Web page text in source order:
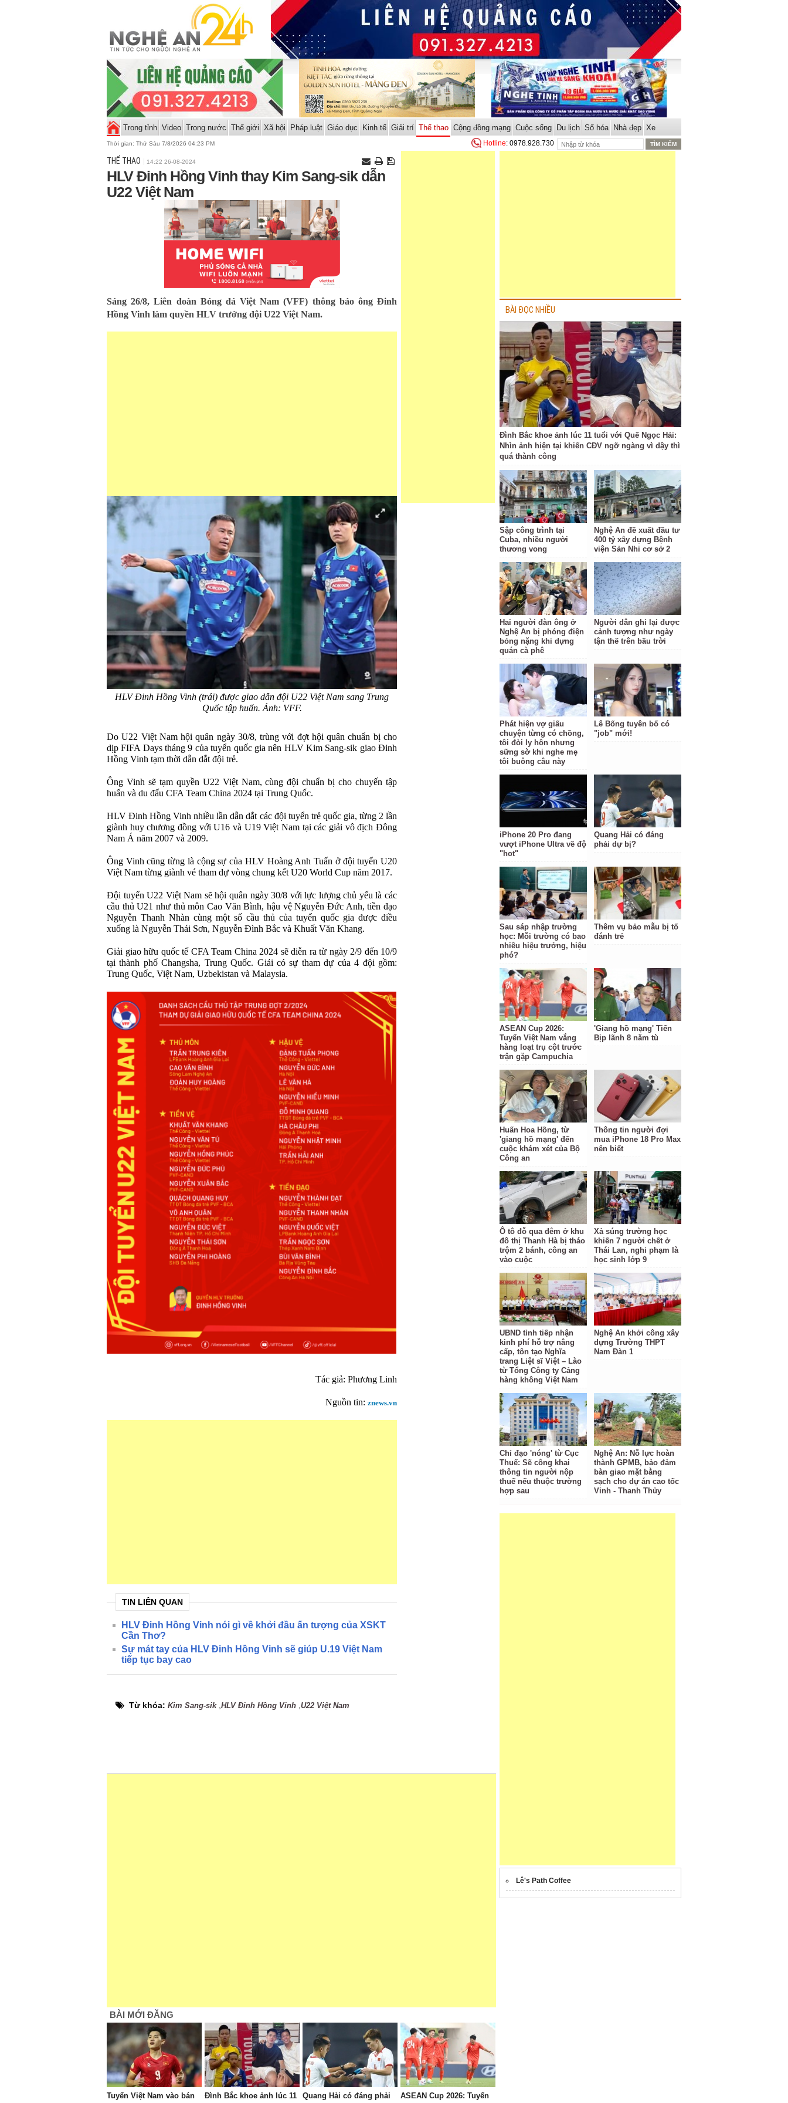
Trong tỉnh Video Trong nước Thế giới Xã hội Pháp luật Giáo dục Kinh tế Giải trí Thể thao Cộng đồng mạng Cuộc sống Du lịch Số hóa Nhà đẹp Xe
Thời gian: Thứ Sáu 7/8/2026 04:23 PM Hotline: 0978.928.730
THỂ THAO 14:22 26-08-2024
HLV Đinh Hồng Vinh thay Kim Sang-sik dẫn
U22 Việt Nam
Sáng 26/8, Liên đoàn Bóng đá Việt Nam (VFF) thông báo ông Đinh
Hồng Vinh làm quyền HLV trưởng đội U22 Việt Nam.
HLV Đinh Hồng Vinh (trái) được giao dẫn đội U22 Việt Nam sang Trung
Quốc tập huấn. Ảnh: VFF.
Do U22 Việt Nam hội quân ngày 30/8, trùng với đợt hội quân chuẩn bị cho
dịp FIFA Days tháng 9 của tuyển quốc gia nên HLV Kim Sang-sik giao Đinh
Hồng Vinh tạm thời dẫn dắt đội trẻ.
Ông Vinh sẽ tạm quyền U22 Việt Nam, cùng đội chuẩn bị cho chuyến tập
huấn và du đấu CFA Team China 2024 tại Trung Quốc.
HLV Đinh Hồng Vinh nhiều lần dẫn dắt các đội tuyển trẻ quốc gia, từng 2 lần
giành huy chương đồng với U16 và U19 Việt Nam tại các giải vô địch Đông
Nam Á năm 2007 và 2009.
Ông Vinh cũng từng là cộng sự của HLV Hoàng Anh Tuấn ở đội tuyển U20
Việt Nam từng giành vé tham dự vòng chung kết U20 World Cup năm 2017.
Đội tuyển U22 Việt Nam sẽ hội quân ngày 30/8 với lực lượng chủ yếu là các
cầu thủ U21 như thủ môn Cao Văn Bình, hậu vệ Nguyễn Đức Anh, tiền đạo
Nguyễn Thanh Nhàn cùng một số cầu thủ của tuyển quốc gia được điều
xuống là Nguyễn Thái Sơn, Nguyễn Đình Bắc và Khuất Văn Khang.
Giải giao hữu quốc tế CFA Team China 2024 sẽ diễn ra từ ngày 2/9 đến 10/9
tại thành phố Changsha, Trung Quốc. Giải có sự tham dự của 4 đội gồm:
Trung Quốc, Việt Nam, Uzbekistan và Malaysia.
Tác giả: Phương Linh
Nguồn tin: znews.vn
TIN LIÊN QUAN
HLV Đinh Hồng Vinh nói gì về khởi đầu ấn tượng của XSKT
Cần Thơ?
Sự mát tay của HLV Đinh Hồng Vinh sẽ giúp U.19 Việt Nam
tiếp tục bay cao
Từ khóa: Kim Sang-sik, HLV Đinh Hồng Vinh U22 Việt Nam
BÀI MỚI ĐĂNG
Tuyển Việt Nam vào bán Đình Bắc khoe ảnh lúc 11 Quang Hải có đáng phải ASEAN Cup 2026: Tuyển
BÀI ĐỌC NHIỀU
Đình Bắc khoe ảnh lúc 11 tuổi với Quế Ngọc Hải:
Nhìn ảnh hiện tại khiến CĐV ngỡ ngàng vì dậy thì
quá thành công
Sập công trình tại
Cuba, nhiều người
thương vong
Nghệ An đề xuất đầu tư
400 tỷ xây dựng Bệnh
viện Sản Nhi cơ sở 2
Hai người đàn ông ở
Nghệ An bị phóng điện
bỏng nặng khi dựng
quán cà phê
Người dân ghi lại được
cảnh tượng như ngày
tận thế trên bầu trời
Phát hiện vợ giấu
chuyện từng có chồng,
tôi đòi ly hôn nhưng
sững sờ khi nghe mẹ
tôi buông câu này
Lê Bống tuyên bố có
"job" mới!
iPhone 20 Pro đang
vượt iPhone Ultra về độ
"hot"
Quang Hải có đáng
phải dự bị?
Sau sáp nhập trường
học: Mỗi trường có bao
nhiêu hiệu trưởng, hiệu
phó?
Thêm vụ bảo mẫu bị tố
đánh trẻ
ASEAN Cup 2026:
Tuyển Việt Nam vắng
hàng loạt trụ cột trước
trận gặp Campuchia
'Giang hồ mạng' Tiến
Bịp lãnh 8 năm tù
Huấn Hoa Hồng, từ
'giang hồ mạng' đến
cuộc khám xét của Bộ
Công an
Thông tin người đợi
mua iPhone 18 Pro Max
nên biết
Ô tô đỗ qua đêm ở khu
đô thị Thanh Hà bị tháo
trộm 2 bánh, công an
vào cuộc
Xả súng trường học
khiến 7 người chết ở
Thái Lan, nghi phạm là
học sinh lớp 9
UBND tỉnh tiếp nhận
kinh phí hỗ trợ nâng
cấp, tôn tạo Nghĩa
trang Liệt sĩ Việt – Lào
từ Tổng Công ty Cảng
hàng không Việt Nam
Nghệ An khởi công xây
dựng Trường THPT
Nam Đàn 1
Chỉ đạo 'nóng' từ Cục
Thuế: Sẽ công khai
thông tin người nộp
thuế nếu thuộc trường
hợp sau
Nghệ An: Nỗ lực hoàn
thành GPMB, bảo đảm
bàn giao mặt bằng
sạch cho dự án cao tốc
Vinh - Thanh Thủy
Lê's Path Coffee